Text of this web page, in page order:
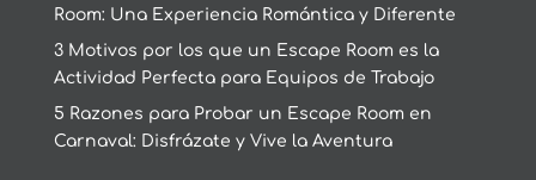
Room: Una Experiencia Romántica y Diferente
3 Motivos por los que un Escape Room es la
Actividad Perfecta para Equipos de Trabajo
5 Razones para Probar un Escape Room en
Carnaval: Disfrázate y Vive la Aventura